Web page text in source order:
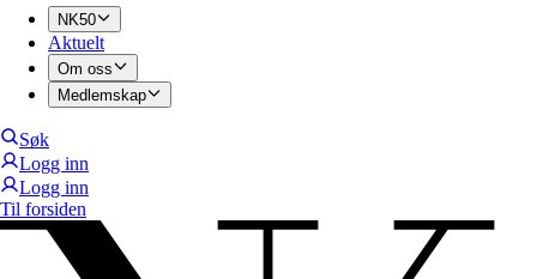
NK50
Aktuelt
Om oss
Medlemskap
Søk
Logg inn
Logg inn
Til forsiden